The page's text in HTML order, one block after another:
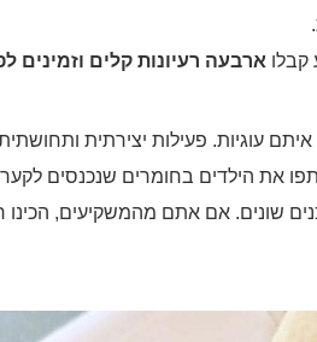
קבלו ארבעה רעיונות קלים וזמינים
עוגיות. פעילות יצירתית
את הילדים בחומרים שנכנסים
שונים. אם אתם מהמשקיעים, הכינו